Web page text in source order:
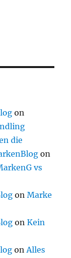
on
die
on
vs
onMarke
onKein
onAlles